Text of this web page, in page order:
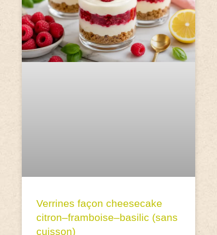
Verrines façon cheesecake
citron–framboise–basilic (sans
cuisson)